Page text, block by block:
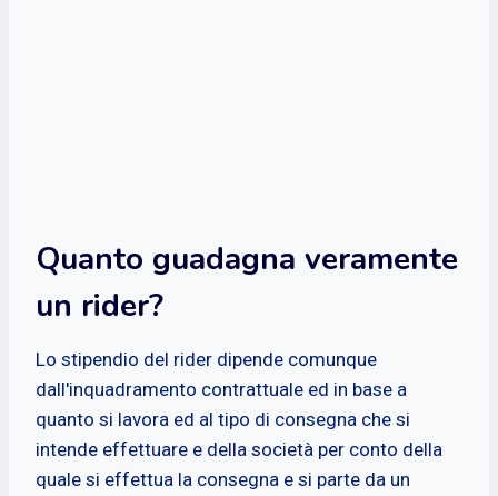
Quanto guadagna veramente
un rider?
Lo stipendio del rider dipende comunque
dall'inquadramento contrattuale ed in base a
quanto si lavora ed al tipo di consegna che si
intende effettuare e della società per conto della
quale si effettua la consegna e si parte da un